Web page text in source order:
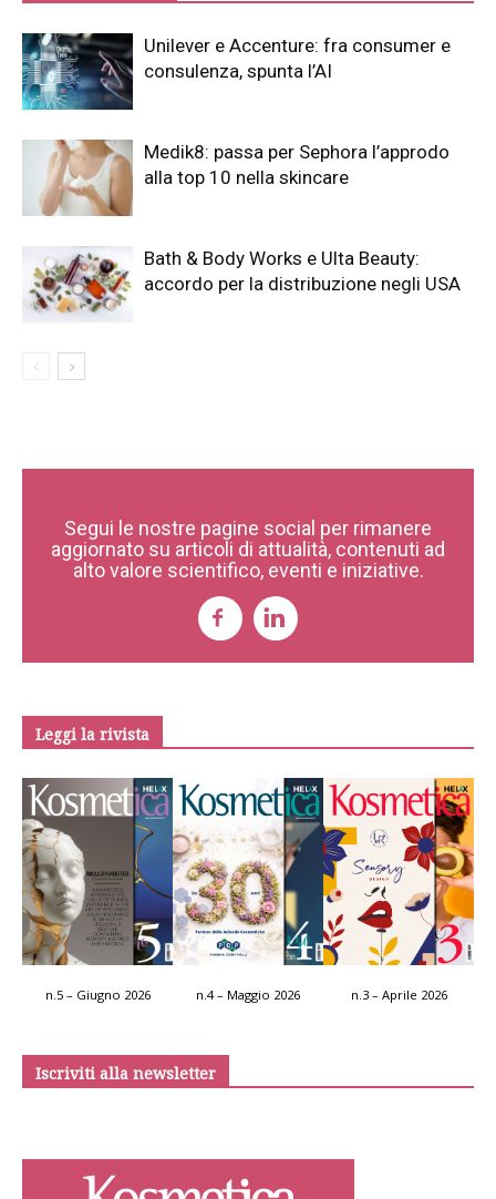
Unilever e Accenture: fra consumer e
consulenza, spunta l’AI
Medik8: passa per Sephora l’approdo
alla top 10 nella skincare
Bath & Body Works e Ulta Beauty:
accordo per la distribuzione negli USA
Segui le nostre pagine social per rimanere
aggiornato su articoli di attualità, contenuti ad
alto valore scientifico, eventi e iniziative.
Leggi la rivista
n.5 – Giugno 2026 n.4 – Maggio 2026 n.3 – Aprile 2026
Iscriviti alla newsletter